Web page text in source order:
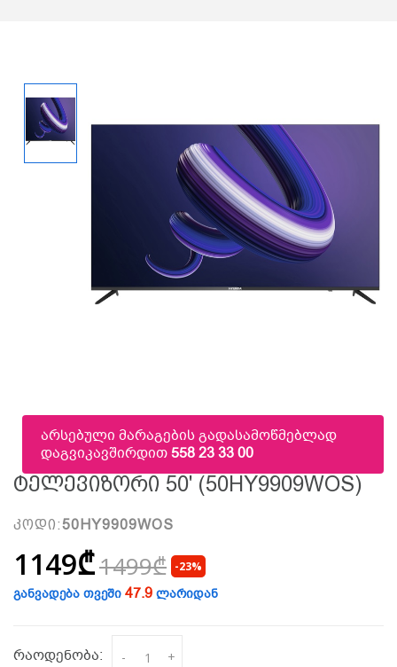
არსებული მარაგების გადასამოწმებლად
დაგვიკავშირდით558 23 33 00
Ტელევიზორი 50' (50HY9909WOS)
კოდი:50HY9909WOS
1149₾1499₾ -23%
განვადება თვეში 47.9 ლარიდან
რაოდენობა: - +